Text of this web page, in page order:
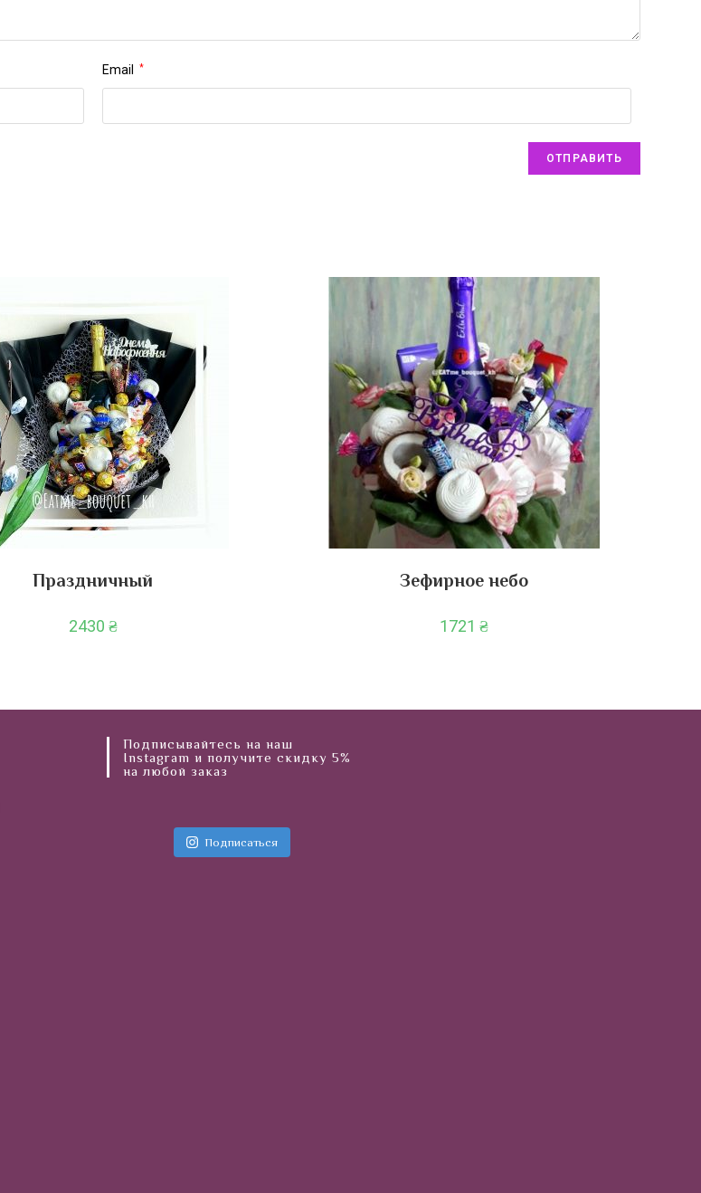
Email *
Праздничный
2430 ₴
Зефирное небо
1721 ₴
Подписывайтесь на наш
Instagram и получите скидку 5%
на любой заказ
Подписаться